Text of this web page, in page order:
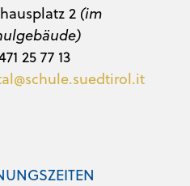
2 (im
25 77 13